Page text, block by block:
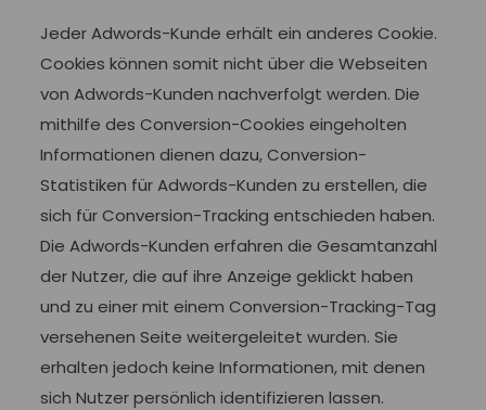
Jeder Adwords-Kunde erhält ein anderes Cookie.
Cookies können somit nicht über die Webseiten
von Adwords-Kunden nachverfolgt werden. Die
mithilfe des Conversion-Cookies eingeholten
Informationen dienen dazu, Conversion-
Statistiken für Adwords-Kunden zu erstellen, die
sich für Conversion-Tracking entschieden haben.
Die Adwords-Kunden erfahren die Gesamtanzahl
der Nutzer, die auf ihre Anzeige geklickt haben
und zu einer mit einem Conversion-Tracking-Tag
versehenen Seite weitergeleitet wurden. Sie
erhalten jedoch keine Informationen, mit denen
sich Nutzer persönlich identifizieren lassen.